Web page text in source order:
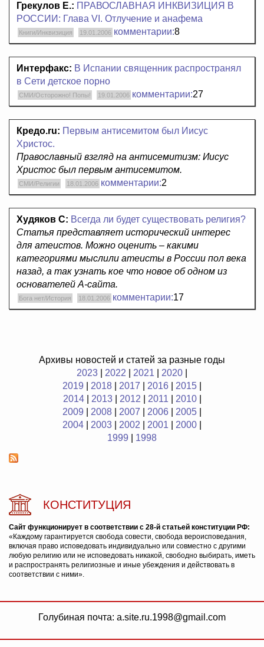
Грекулов Е.: ПРАВОСЛАВНАЯ ИНКВИЗИЦИЯ В
РОССИИ: Глава VI. Отлучение и анафема
Книги/Инквизиция 19.01.2006 комментарии:8
Интерфакс: В Испании священник распространял
в Сети детское порно
СМИ/Осторожно! Попы! 19.01.2006 комментарии:27
Кредо.ru: Первым антисемитом был Иисус
Христос.
Православный взгляд на антисемитизм: Иисус
Христос был первым антисемитом.
СМИ/Религии 18.01.2006 комментарии:2
Худяков С: Всегда ли будет существовать религия?
Статья представляет исторический интерес
для атеистов. Можно оценить – какими
категориями мыслили атеисты в России пол века
назад, а так узнать кое что новое об одном из
основателей А-сайта.
Бога нет/История 18.01.2006 комментарии:17
Архивы новостей и статей за разные годы
2023
2022 2021 2020
2019
2018 2017 2016 2015
2014| 2013| 2012 2011 2010|
2009
2008 2007 2006 2005
2004
2003 2002 2001 2000
1999
1998
КОНСТИТУЦИЯ
Сайт функционирует в соответствии с 28-й статьей конституции РФ:
«Каждому гарантируется свобода совести, свобода вероисповедания,
включая право исповедовать индивидуально или совместно с другими
любую религию или не исповедовать никакой, свободно выбирать, иметь
и распространять религиозные и иные убеждения и действовать в
соответствии с ними».
Голубиная почта: a.site.ru.1998@gmail.com